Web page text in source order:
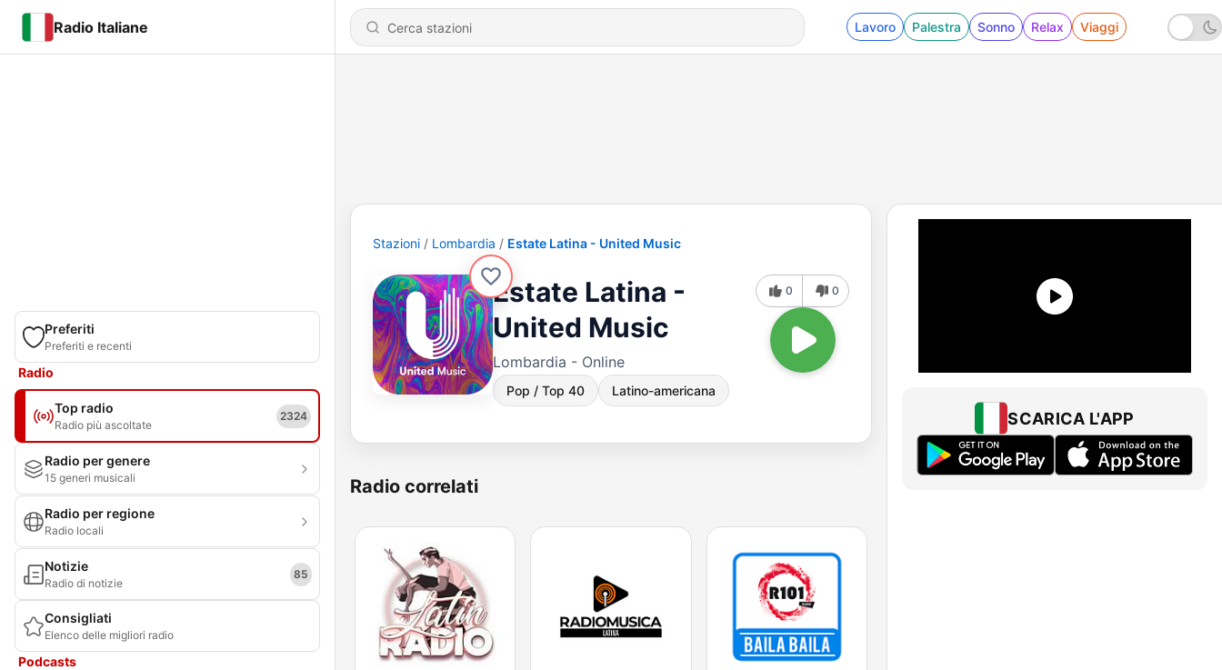
Radio Italiane Lavoro Palestra Sonno Relax Viaggi
Preferiti
Preferiti e recenti
Radio
Top radio
Radio più ascoltate
2324
Radio per genere
15 generi musicali
Radio per regione
Radio locali
Notizie
Radio di notizie
85
Consigliati
Elenco delle migliori radio
Podcasts
Stazioni Lombardia Estate Latina - United Music
Estate Latina -
United Music
Lombardia - Online
Pop / Top 40 Latino-americana
0 0
Radio correlati
SCARICA L'APP